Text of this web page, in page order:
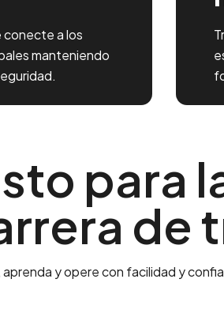
conecte a los
manteniendo
para
de
aprenda y opere con facilidad y